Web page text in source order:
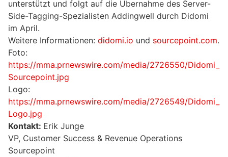
unterstützt und folgt auf die Übernahme des Server-
Side-Tagging-Spezialisten Addingwell durch Didomi
im April.
Weitere Informationen: didomi.io und sourcepoint.com.
Foto:
https://mma.prnewswire.com/media/2726550/Didomi_
Sourcepoint.jpg
Logo:
https://mma.prnewswire.com/media/2726549/Didomi_
Logo.jpg
Kontakt: Erik Junge
VP, Customer Success & Revenue Operations
Sourcepoint